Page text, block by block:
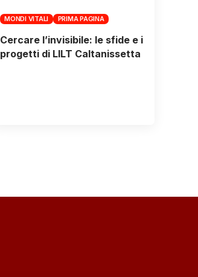
MONDI VITALI PRIMA PAGINA
Cercare l’invisibile: le sfide e i
progetti di LILT Caltanissetta